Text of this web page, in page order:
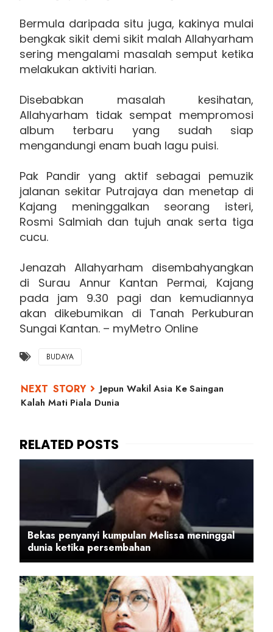
Bermula daripada situ juga, kakinya mulai
bengkak sikit demi sikit malah Allahyarham
sering mengalami masalah semput ketika
melakukan aktiviti harian.
Disebabkan masalah kesihatan,
Allahyarham tidak sempat mempromosi
album terbaru yang sudah siap
mengandungi enam buah lagu puisi.
Pak Pandir yang aktif sebagai pemuzik
jalanan sekitar Putrajaya dan menetap di
Kajang meninggalkan seorang isteri,
Rosmi Salmiah dan tujuh anak serta tiga
cucu.
Jenazah Allahyarham disembahyangkan
di Surau Annur Kantan Permai, Kajang
pada jam 9.30 pagi dan kemudiannya
akan dikebumikan di Tanah Perkuburan
Sungai Kantan. – myMetro Online
BUDAYA
Jepun Wakil Asia Ke Saingan
Kalah Mati Piala Dunia
Bekas penyanyi kumpulan Melissa meninggal
dunia ketika persembahan